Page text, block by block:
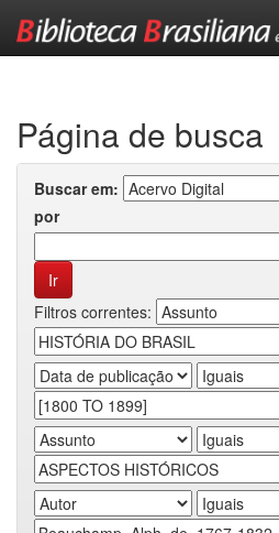
Página de busca
Buscar em:
por
Filtros correntes: